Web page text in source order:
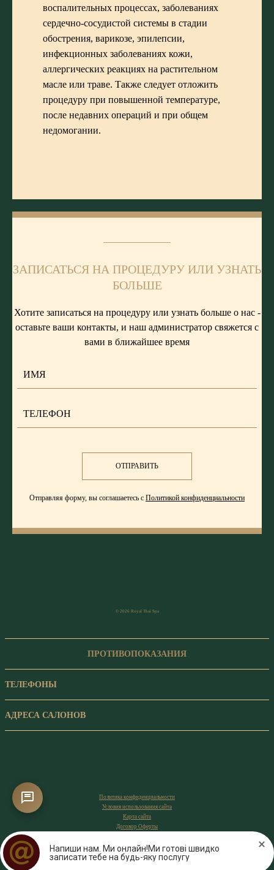
воспалительных процессах, заболеваниях
сердечно-сосудистой системы в стадии
обострения, варикозе, эпилепсии,
инфекционных заболеваниях кожи,
аллергических реакциях на растительном
масле или траве. Также следует отложить
процедуру при повышенной температуре,
после недавних операций и при общем
недомогании.
ЗАПИСАТЬСЯ НА ПРОЦЕДУРУ ИЛИ УЗНАТЬ
БОЛЬШЕ
Хотите записаться на процедуру или узнать больше о нас -
оставьте ваши контакты, и наш администратор свяжется с
вами в ближайшее время
ОТПРАВИТЬ
Отправляя форму, вы соглашаетесь с Политикой конфиденциальности
© 2026 Royal Thai Spa
ПРОТИВОПОКАЗАНИЯ
ТЕЛЕФОНЫ
АДРЕСА САЛОНОВ
Политика конфиденциальности
Условия использования сайта
Карта сайта
Договор Оферты
Напиши нам. Ми онлайн!Ми готові швидко
записати тебе на будь-яку послугу